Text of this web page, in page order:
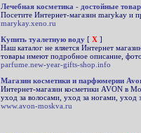
Лечебная косметика - достойные
Посетите Интернет-магазин marykay и
marykay.xeno.ru
Купить туалетную воду [ X ]
Наш каталог не яляется Интернет
товары имеют подробное описание,
parfume.new-year-gifts-shop.info
Магазин косметики и парфюмерии
Интернет-магазин косметики AVON в
уход за волосами, уход за ногами, уход
www.avon-moskva.ru